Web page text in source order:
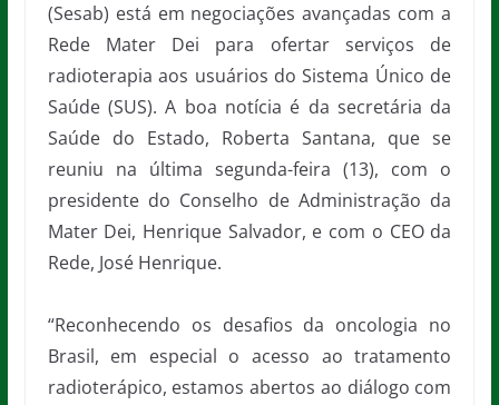
(Sesab) está em negociações avançadas com a
Rede Mater Dei para ofertar serviços de
radioterapia aos usuários do Sistema Único de
Saúde (SUS). A boa notícia é da secretária da
Saúde do Estado, Roberta Santana, que se
reuniu na última segunda-feira (13), com o
presidente do Conselho de Administração da
Mater Dei, Henrique Salvador, e com o CEO da
Rede, José Henrique.
“Reconhecendo os desafios da oncologia no
Brasil, em especial o acesso ao tratamento
radioterápico, estamos abertos ao diálogo com